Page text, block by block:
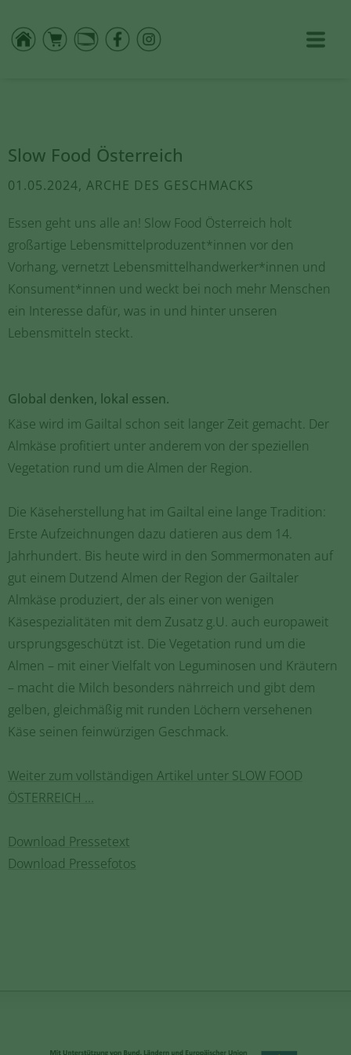
Slow Food Österreich
01.05.2024, ARCHE DES GESCHMACKS
Essen geht uns alle an! Slow Food Österreich holt
großartige Lebensmittelproduzent*innen vor den
Vorhang, vernetzt Lebensmittelhandwerker*innen und
Konsument*innen und weckt bei noch mehr Menschen
ein Interesse dafür, was in und hinter unseren
Lebensmitteln steckt.
Global denken, lokal essen.
Käse wird im Gailtal schon seit langer Zeit gemacht. Der
Almkäse profitiert unter anderem von der speziellen
Vegetation rund um die Almen der Region.
Die Käseherstellung hat im Gailtal eine lange Tradition:
Erste Aufzeichnungen dazu datieren aus dem 14.
Jahrhundert. Bis heute wird in den Sommermonaten auf
gut einem Dutzend Almen der Region der Gailtaler
Almkäse produziert, der als einer von wenigen
Käsespezialitäten mit dem Zusatz g.U. auch europaweit
ursprungsgeschützt ist. Die Vegetation rund um die
Almen – mit einer Vielfalt von Leguminosen und Kräutern
– macht die Milch besonders nährreich und gibt dem
gelben, gleichmäßig mit runden Löchern versehenen
Käse seinen feinwürzigen Geschmack.
Weiter zum vollständigen Artikel unter SLOW FOOD
ÖSTERREICH ...
Download Pressetext
Download Pressefotos